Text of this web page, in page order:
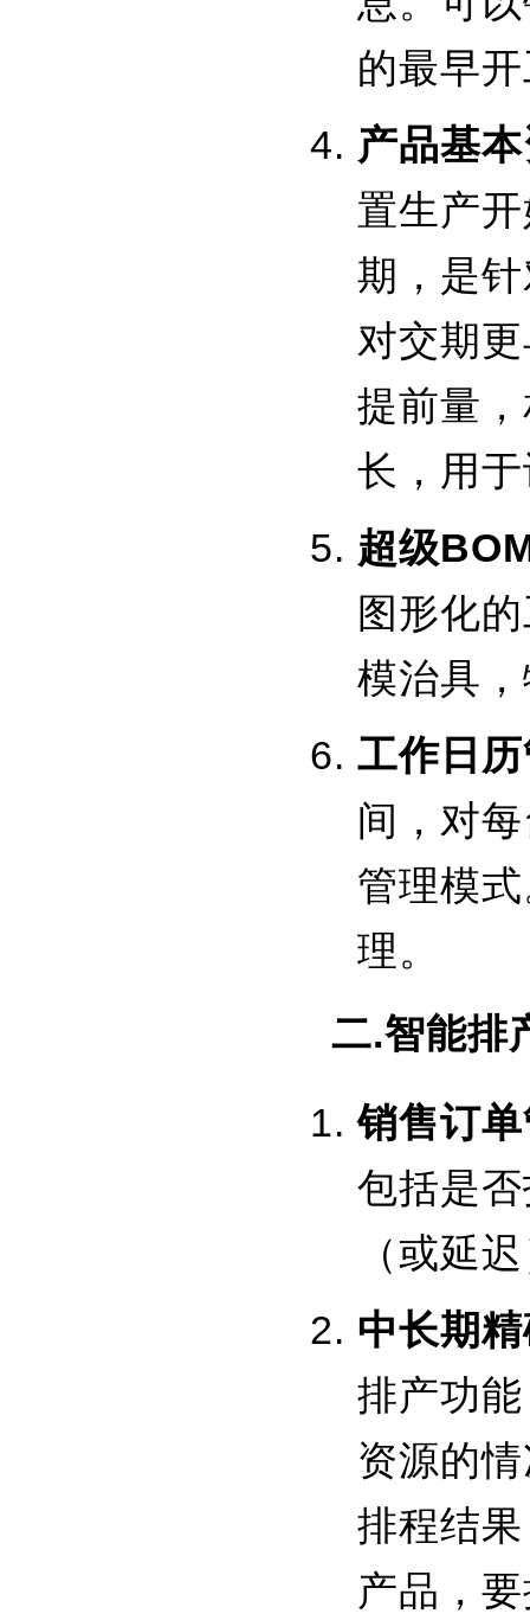
的最早
产品基
置生产
期，是
对交期
提前量
长，用
超级
图形化
模治具
工作日
间，对
管理模
理。
二.智能排
销售订
包括是
（或延
中长期
排产功
资源的
排程结
产品，